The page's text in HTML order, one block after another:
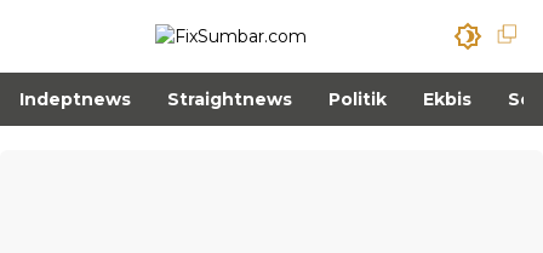
Indeptnews Straightnews Politik Ekbis